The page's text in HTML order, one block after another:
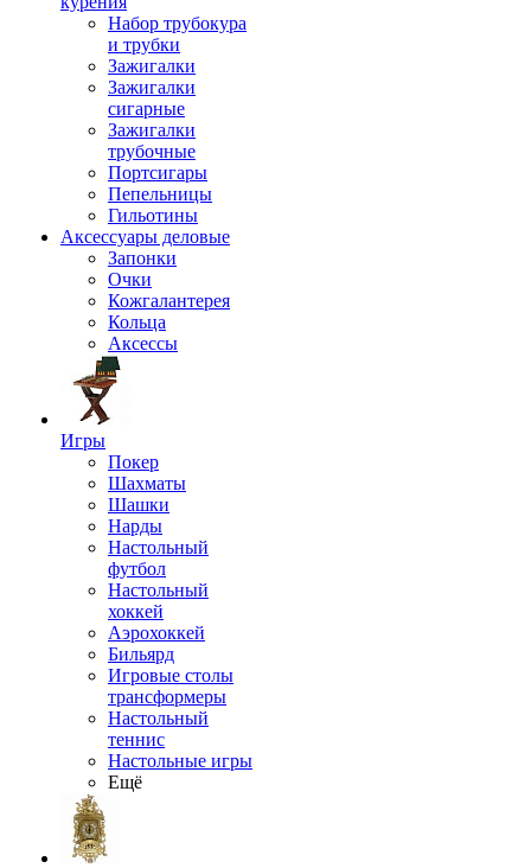
Набор трубокура
и трубки
Зажигалки
Зажигалки
сигарные
Зажигалки
трубочные
Портсигары
Пепельницы
Гильотины
Аксессуары деловые
Запонки
Очки
Кожгалантерея
Кольца
Аксессы
Игры
Покер
Шахматы
Шашки
Нарды
Настольный
футбол
Настольный
хоккей
Аэрохоккей
Бильярд
Игровые столы
трансформеры
Настольный
теннис
Настольные игры
Ещё